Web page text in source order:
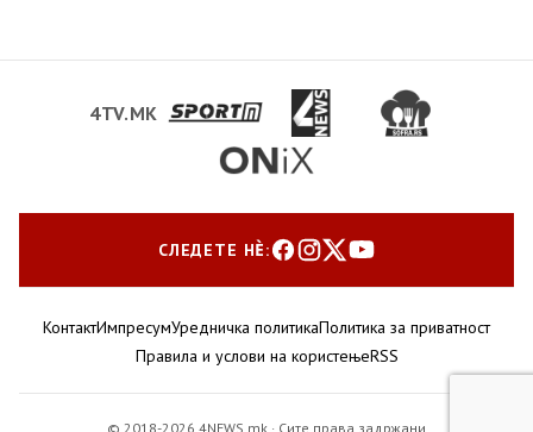
4TV.MK
СЛЕДЕТЕ НЀ:
КонтактИмпресумУредничка политикаПолитика за приватност
Правила и услови на користењеRSS
© 2018-2026 4NEWS.mk · Сите права задржани